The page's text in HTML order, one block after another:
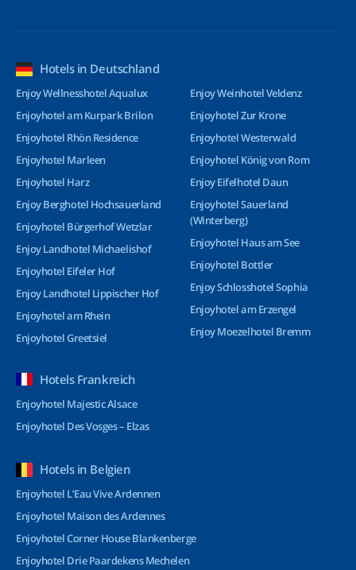
Hotels in Deutschland
Enjoy Wellnesshotel Aqualux
Enjoyhotel am Kurpark Brilon
Enjoyhotel Rhön Residence
Enjoyhotel Marleen
Enjoyhotel Harz
Enjoy Berghotel Hochsauerland
Enjoyhotel Bürgerhof Wetzlar
Enjoy Landhotel Michaelishof
Enjoyhotel Eifeler Hof
Enjoy Landhotel Lippischer Hof
Enjoyhotel am Rhein
Enjoyhotel Greetsiel
Enjoy Weinhotel Veldenz
Enjoyhotel Zur Krone
Enjoyhotel Westerwald
Enjoyhotel König von Rom
Enjoy Eifelhotel Daun
Enjoyhotel Sauerland
(Winterberg)
Enjoyhotel Haus am See
Enjoyhotel Bottler
Enjoy Schlosshotel Sophia
Enjoyhotel am Erzengel
Enjoy Moezelhotel Bremm
Hotels Frankreich
Enjoyhotel Majestic Alsace
Enjoyhotel Des Vosges – Elzas
Hotels in Belgien
Enjoyhotel L’Eau Vive Ardennen
Enjoyhotel Maison des Ardennes
Enjoyhotel Corner House Blankenberge
Enjoyhotel Drie Paardekens Mechelen